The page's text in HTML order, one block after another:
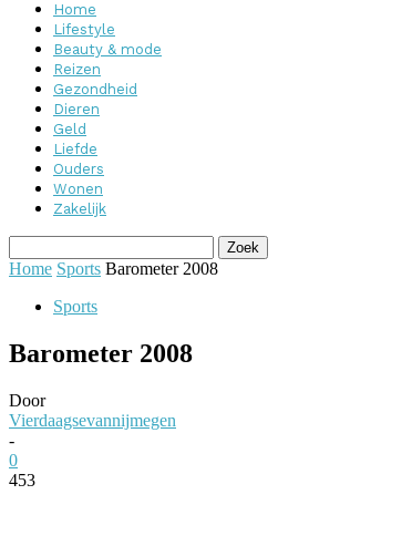
Home
Lifestyle
Beauty & mode
Reizen
Gezondheid
Dieren
Geld
Liefde
Ouders
Wonen
Zakelijk
Home Sports Barometer 2008
Sports
Barometer 2008
Door
Vierdaagsevannijmegen
-
0
453